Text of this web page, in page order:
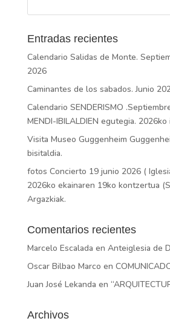
Entradas recientes
Calendario Salidas de Monte.
2026
Caminantes de los sabados. Junio
Calendario SENDERISMO
MENDI-IBILALDIEN egutegia.
Visita Museo Guggenheim
bisitaldia.
fotos Concierto 19 junio 2026 (
2026ko ekainaren 19ko kontzertua
Argazkiak.
Comentarios recientes
Marcelo Escalada en Anteiglesia de
Oscar Bilbao Marco en
Juan José Lekanda en
Archivos